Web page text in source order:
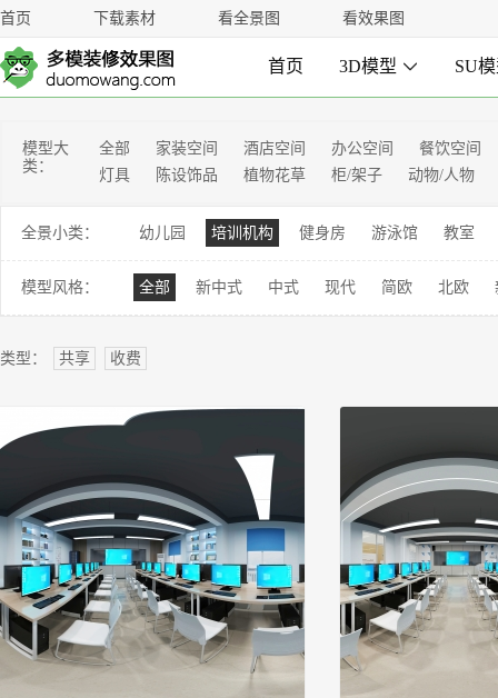
首页 下载素材 看全景图 看效果图
首页 3D模型  SU
模型大
类：
全部 家装空间 酒店空间 办公空间
餐饮空间
灯具
陈设饰品 植物花草 柜/架子 动物/人物
全景小类： 幼儿园 培训机构 健身房 游泳馆 教室
模型风格： 全部 新中式 中式 现代 简欧 北欧
类型： 共享 收费